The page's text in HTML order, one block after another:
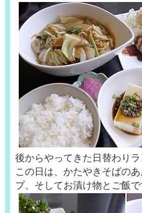
後からやってきた日替わり
この日は、かたやきそばの
プ、そしてお漬け物とご飯で